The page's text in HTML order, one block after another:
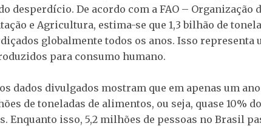
desperdício. De acordo com a FAO – Organização
e Agricultura, estima-se que 1,3 bilhão de
globalmente todos os anos. Isso representa
para consumo humano.
dados divulgados mostram que em apenas um
de toneladas de alimentos, ou seja, quase 10%
Enquanto isso, 5,2 milhões de pessoas no Brasil